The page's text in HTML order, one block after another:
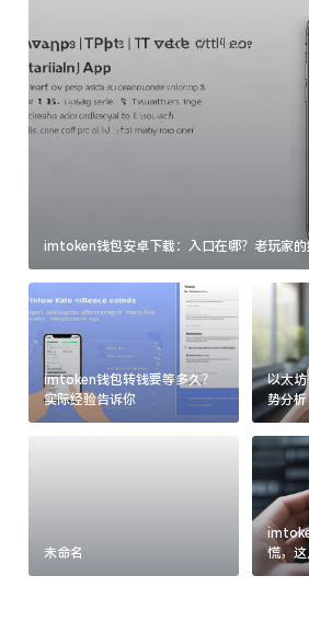
imtoken钱包安卓下载：入口在哪？老玩家
imtoken钱包转钱要等多久？
实际经验告诉你
以太
势分
跌被
未命名
慌，